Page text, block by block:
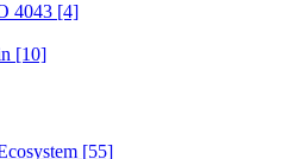
4043 [4]
[10]
[55]